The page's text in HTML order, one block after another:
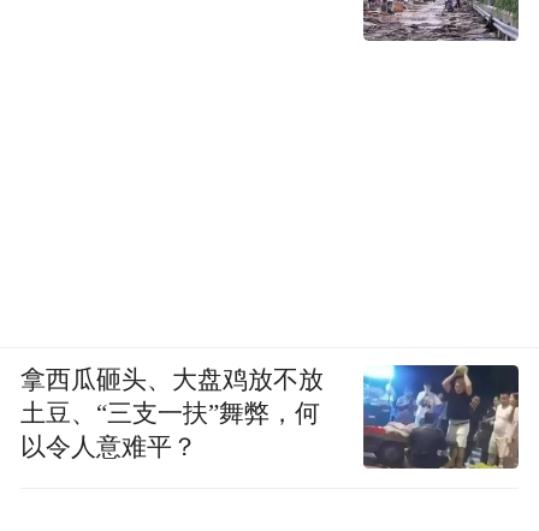
拿西瓜砸头、大盘鸡放不放
土豆、“三支一扶”舞弊，何
以令人意难平？